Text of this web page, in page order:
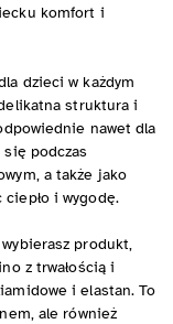
komfort i
dzieci w każdym
struktura i
nawet dla
się podczas
a także jako
i wygodę.
produkt,
z trwałością i
i elastan. To
ale również